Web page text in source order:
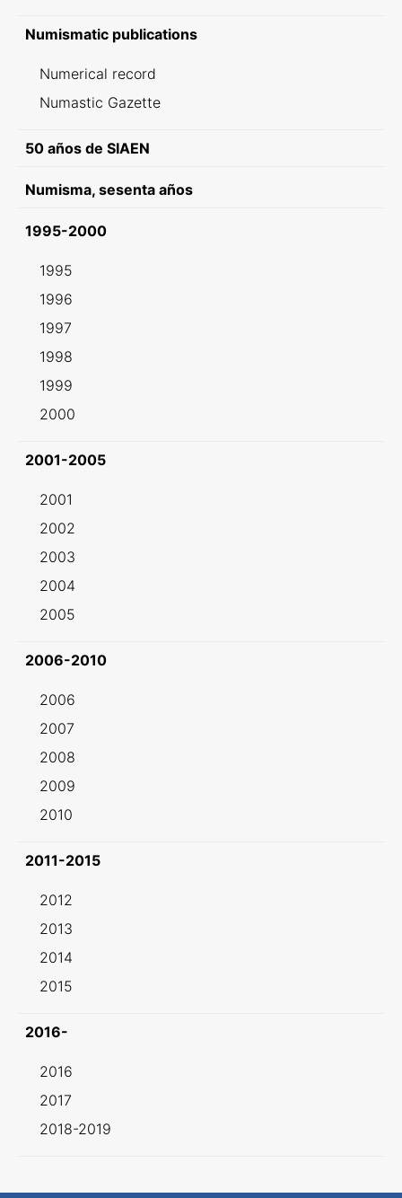
Numismatic publications
Numerical record
Numastic Gazette
50 años de SIAEN
Numisma, sesenta años
1995-2000
1995
1996
1997
1998
1999
2000
2001-2005
2001
2002
2003
2004
2005
2006-2010
2006
2007
2008
2009
2010
2011-2015
2012
2013
2014
2015
2016-
2016
2017
2018-2019